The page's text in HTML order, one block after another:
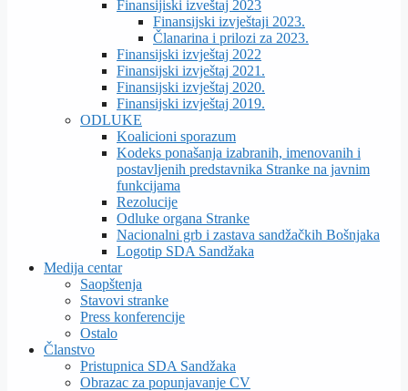
Finansijiski izveštaj 2023
Finansijski izvještaji 2023.
Članarina i prilozi za 2023.
Finansijski izvještaj 2022
Finansijski izvještaj 2021.
Finansijski izvještaj 2020.
Finansijski izvještaj 2019.
ODLUKE
Koalicioni sporazum
Kodeks ponašanja izabranih, imenovanih i
postavljenih predstavnika Stranke na javnim
funkcijama
Rezolucije
Odluke organa Stranke
Nacionalni grb i zastava sandžačkih Bošnjaka
Logotip SDA Sandžaka
Medija centar
Saopštenja
Stavovi stranke
Press konferencije
Ostalo
Članstvo
Pristupnica SDA Sandžaka
Obrazac za popunjavanje CV